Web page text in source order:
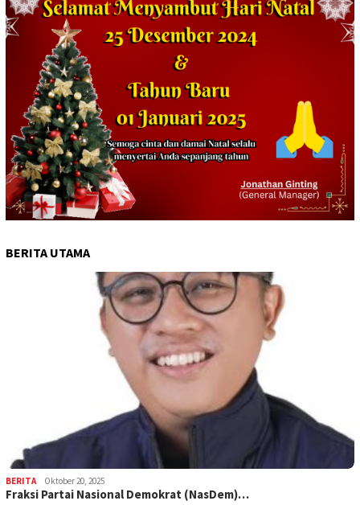
BERITA UTAMA
BERITA Oktober 20, 2025
Fraksi Partai Nasional Demokrat (NasDem)…